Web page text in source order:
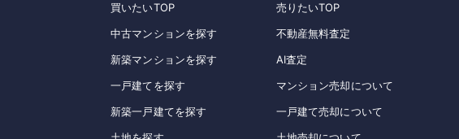
買いたいTOP
中古マンションを探す
新築マンションを探す
一戸建てを探す
新築一戸建てを探す
売りたいTOP
不動産無料査定
AI査定
マンション売却について
一戸建て売却について